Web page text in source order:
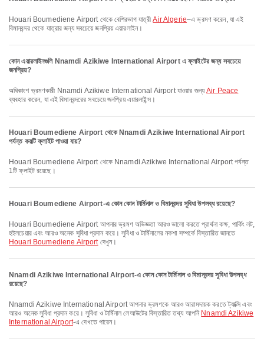
Houari Boumediene Airport থেকে বেশিরভাগ যাত্রীAir Algerie–এ ভ্রমণ করেন, যা এই
বিমানবন্দর থেকে যাত্রার জন্য সবচেয়ে জনপ্রিয় এয়ারলাইন।
কোন এয়ারলাইনগুলি Nnamdi Azikiwe International Airport এ ফ্লাইটের জন্য সবচেয়ে
জনপ্রিয়?
অধিকাংশ ভ্রমণকারী Nnamdi Azikiwe International Airport যাওয়ার জন্যAir Peace
ব্যবহার করেন, যা এই বিমানবন্দরের সবচেয়ে জনপ্রিয় এয়ারলাইন্স।
Houari Boumediene Airport থেকে Nnamdi Azikiwe International Airport
পর্যন্ত কয়টি ফ্লাইট পাওয়া যায়?
Houari Boumediene Airport থেকে Nnamdi Azikiwe International Airport পর্যন্ত
1টি ফ্লাইট রয়েছে।
Houari Boumediene Airport-এ কোন কোন টার্মিনাল ও বিমানবন্দর সুবিধা উপলব্ধ রয়েছে?
Houari Boumediene Airport আপনার ভ্রমণ অভিজ্ঞতা আরও ভালো করতে প্রার্থনা কক্ষ, পার্কিং লট,
হুইলচেয়ার এবং আরও অনেক সুবিধা প্রদান করে। সুবিধা ও টার্মিনালের নকশা সম্পর্কে বিস্তারিত জানতে
Houari Boumediene Airportদেখুন।
Nnamdi Azikiwe International Airport-এ কোন কোন টার্মিনাল ও বিমানবন্দর সুবিধা উপলব্ধ
রয়েছে?
Nnamdi Azikiwe International Airport আপনার ভ্রমণকে আরও আরামদায়ক করতে ট্যাক্সি এবং
আরও অনেক সুবিধা প্রদান করে। সুবিধা ও টার্মিনাল লেআউটের বিস্তারিত তথ্য আপনি Nnamdi Azikiwe
International Airport-এ দেখতে পারেন।